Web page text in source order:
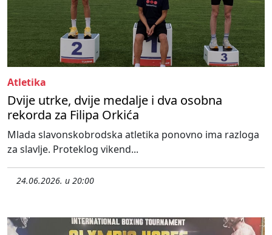
Atletika
Dvije utrke, dvije medalje i dva osobna
rekorda za Filipa Orkića
Mlada slavonskobrodska atletika ponovno ima razloga
za slavlje. Proteklog vikend...
24.06.2026. u 20:00